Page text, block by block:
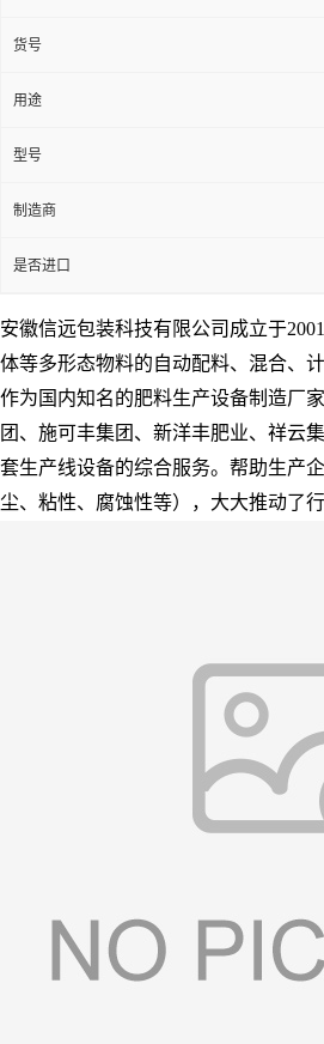
货号
用途
型号
制造商
是否进口
安徽信远包装科技有限公司成立于
体等多形态物料的自动配料、混合、
作为国内知名的肥料生产设备制造厂
团、施可丰集团、新洋丰肥业、祥云
套生产线设备的综合服务。帮助生产
尘、粘性、腐蚀性等），大大推动了